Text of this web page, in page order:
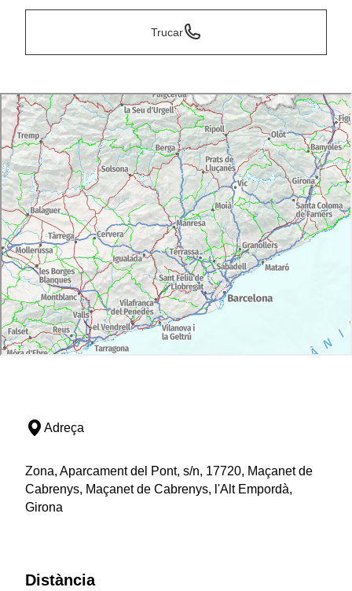
Trucar
Adreça
Zona, Aparcament del Pont, s/n, 17720, Maçanet de
Cabrenys, Maçanet de Cabrenys, l'Alt Empordà,
Girona
Distància